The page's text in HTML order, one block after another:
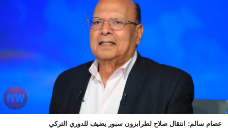
عصام سالم: انتقال صلاح لطرابزون سبور يضيف للدوري التركي